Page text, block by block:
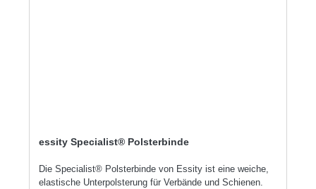
essity Specialist® Polsterbinde
Die Specialist® Polsterbinde von Essity ist eine weiche,
elastische Unterpolsterung für Verbände und Schienen.